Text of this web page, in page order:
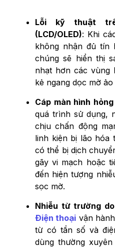
Lỗi kỹ thuật
(LCD/OLED): Khi
không nhận đủ tín
chúng sẽ hiển thị
nhạt hơn các vùng
kẻ ngang dọc mờ
Cáp màn hình
quá trình sử dụng,
chịu chấn động
linh kiện bị lão hóa
có thể bị dịch
gãy vi mạch hoặc
đến hiện tượng
sọc mờ.
Nhiễu từ trường
Điện thoại vận
từ có tần số và
dùng thường